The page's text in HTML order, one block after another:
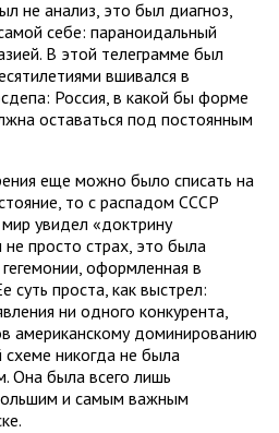
не анализ, это был диагноз,
себе: параноидальный
В этой телеграмме был
вшивался в
Россия, в какой бы форме
оставаться под постоянным
еще можно было списать на
то с распадом СССР
увидел «доктрину
просто страх, это была
оформленная в
суть проста, как выстрел:
ни одного конкурента,
американскому доминированию
схеме никогда не была
Она была всего лишь
и самым важным